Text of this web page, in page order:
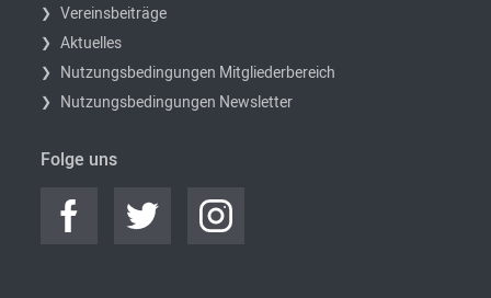
Vereinsbeiträge
Aktuelles
Nutzungsbedingungen Mitgliederbereich
Nutzungsbedingungen Newsletter
Folge uns